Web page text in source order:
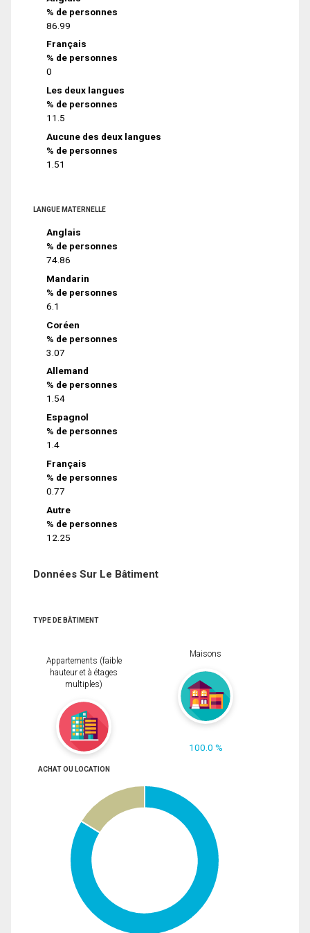
% de personnes
86.99
Français
% de personnes
0
Les deux langues
% de personnes
11.5
Aucune des deux langues
% de personnes
1.51
LANGUE MATERNELLE
Anglais
% de personnes
74.86
Mandarin
% de personnes
6.1
Coréen
% de personnes
3.07
Allemand
% de personnes
1.54
Espagnol
% de personnes
1.4
Français
% de personnes
0.77
Autre
% de personnes
12.25
Données Sur Le Bâtiment
TYPE DE BÂTIMENT
Appartements (faible
hauteur et à étages
multiples)
Maisons
100.0 %
ACHAT OU LOCATION